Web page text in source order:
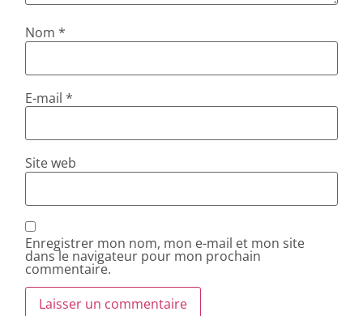
Nom*
E-mail*
Site web
Enregistrer mon nom, mon e-mail et mon site
dans le navigateur pour mon prochain
commentaire.